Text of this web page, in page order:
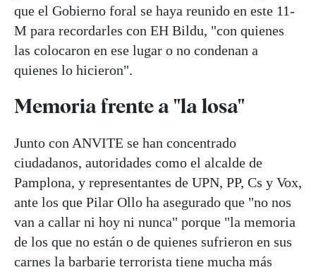
que el Gobierno foral se haya reunido en este 11-
M para recordarles con EH Bildu, "con quienes
las colocaron en ese lugar o no condenan a
quienes lo hicieron".
Memoria frente a "la losa"
Junto con ANVITE se han concentrado
ciudadanos, autoridades como el alcalde de
Pamplona, y representantes de UPN, PP, Cs y Vox,
ante los que Pilar Ollo ha asegurado que "no nos
van a callar ni hoy ni nunca" porque "la memoria
de los que no están o de quienes sufrieron en sus
carnes la barbarie terrorista tiene mucha más